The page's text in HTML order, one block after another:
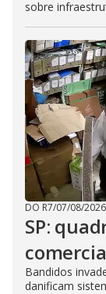
sobre
DO R7/07/08/2026
SP:
Bandidos
danificam